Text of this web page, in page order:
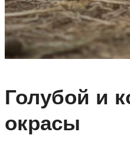
Голубой и
окрасы